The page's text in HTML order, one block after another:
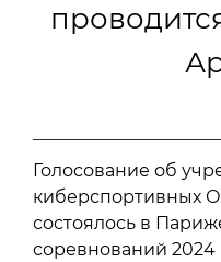
Голосование об
киберспортивных
состоялось в
соревнований 2024